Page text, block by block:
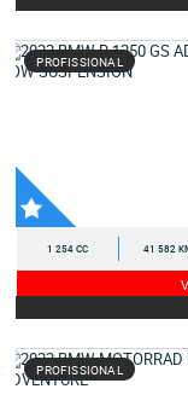
PROFISSIONAL
1 254 CC 41 582
PROFISSIONAL